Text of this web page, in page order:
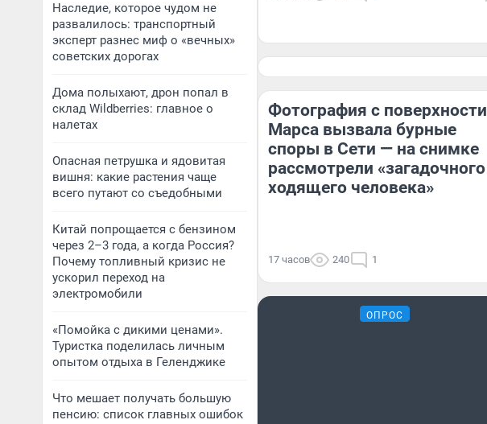
Наследие, которое чудом не
развалилось: транспортный
эксперт разнес миф о «вечных»
советских дорогах
Дома полыхают, дрон попал в
склад Wildberries: главное о
налетах
Опасная петрушка и ядовитая
вишня: какие растения чаще
всего путают со съедобными
Китай попрощается с бензином
через 2–3 года, а когда Россия?
Почему топливный кризис не
ускорил переход на
электромобили
«Помойка с дикими ценами».
Туристка поделилась личным
опытом отдыха в Геленджике
Что мешает получать большую
пенсию: список главных ошибок
Фотография с поверхности
Марса вызвала бурные
споры в Сети — на снимке
рассмотрели «загадочного
ходящего человека»
17 часов 240 1
ОПРОС